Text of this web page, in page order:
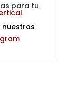
para tu